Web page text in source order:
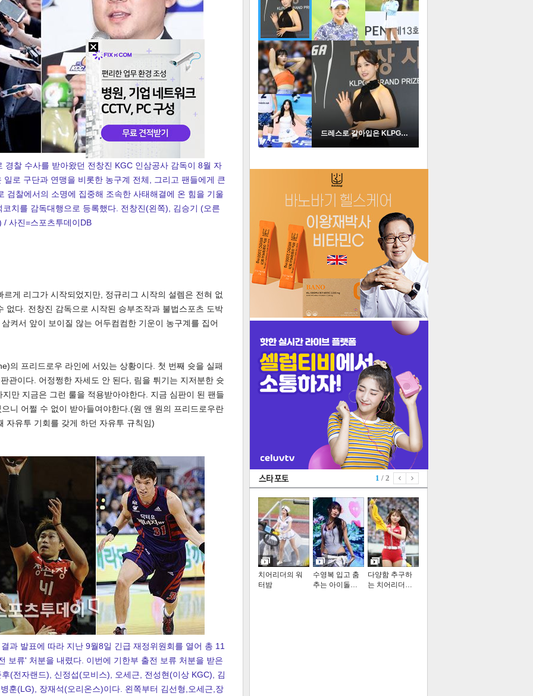
FOCUS
텍스
경찰 수사를 받아왔던 전창진 KGC 인삼공사 감독이 8월 자
로 구단과 연맹을 비롯한 농구계 전체, 그리고 팬들에게 큰
검찰에서의 소명에 집중해 조속한 사태해결에 온 힘을 기울
치를 감독대행으로 등록했다. 전창진(왼쪽), 김승기 (오른
/ 사진=스포츠투데이DB
게 리그가 시작되었지만, 정규리그 시작의 설렘은 전혀 없
없다. 전창진 감독으로 시작된 승부조작과 불법스포츠 도박
켜서 앞이 보이질 않는 어두컴컴한 기운이 농구계를 집어
의 프리드로우 라인에 서있는 상황이다. 첫 번째 슛을 실패
관이다. 어정쩡한 자세도 안 된다, 림을 튀기는 지저분한 슛
만 지금은 그런 룰을 적용받아야한다. 지금 심판이 된 팬들
니 어쩔 수 없이 받아들여야한다.(원 앤 원의 프리드로우란
자유투 기회를 갖게 하던 자유투 규칙임)
과 발표에 따라 지난 9월8일 긴급 재정위원회를 열어 총 11
보류' 처분을 내렸다. 이번에 기한부 출전 보류 처분을 받은
(전자랜드), 신정섭(모비스), 오세근, 전성현(이상 KGC), 김
훈(LG), 장재석(오리온스)이다. 왼쪽부터 김선형,오세근,장
많이 본 뉴스
연예
스포츠 포토
2
더보기
인기포토
드레스로 갈아입은 KLPGA …
1 / 2
치어리더의 워
터밤
수영복 입고 춤
추는 아이돌…
다양함 추구하
는 치어리더…